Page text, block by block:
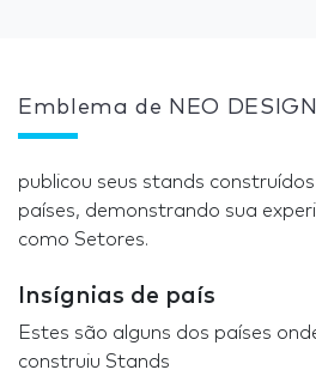
Emblema de NEO
publicou seus stands
países, demonstrando sua
como Setores.
Insígnias de país
Estes são alguns dos países
construiu Stands